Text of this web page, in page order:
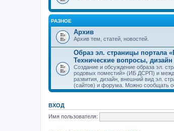
РАЗНОЕ
Архив
Архив тем, статей, новостей.
Образ эл. страницы портала
Технические вопросы, дизайн
Создание и обсуждение образа эл.
родовых поместий» (ИБ ДСРП) и
развития, дизайн, внешний вид эл.
(сайтов) и форума. Можно сообщать
ВХОД
Имя пользователя: